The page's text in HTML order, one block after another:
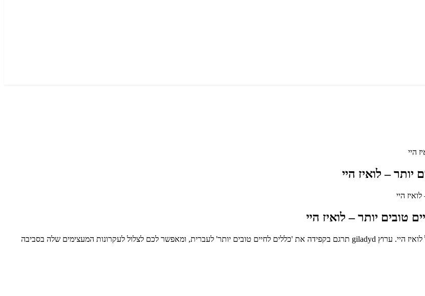
הקלטה נדירה זו, בת 18 דקות, מציעה הזדמנות ייחודית לספוג את חוכמתה הנצחית של לואיז היי. ערוץ giladyd תרגם בקפידה את 'כללים לחיים טובים יותר' לעברית, ומאפשר לכם לצלול לעקרונות המעצימים שלה בסביבה